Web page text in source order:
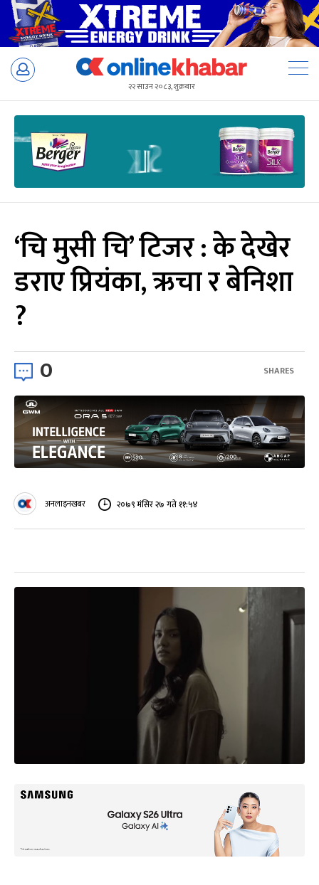
Skip
२२ साउन २०८३, शुक्रबार
‘चि मुसी चि’ टिजर : के देखेर
डराए प्रियंका, ऋचा र बेनिशा
?
0 SHARES
अनलाइनखबर २०७९ मंसिर २७ गते ११:५४